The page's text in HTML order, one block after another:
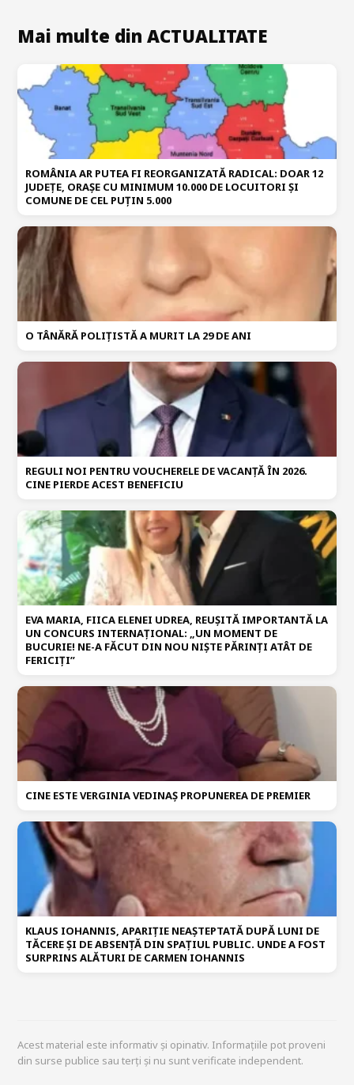
Mai multe din ACTUALITATE
ROMÂNIA AR PUTEA FI REORGANIZATĂ RADICAL: DOAR 12
JUDEȚE, ORAȘE CU MINIMUM 10.000 DE LOCUITORI ȘI
COMUNE DE CEL PUȚIN 5.000
O TÂNĂRĂ POLIȚISTĂ A MURIT LA 29 DE ANI
REGULI NOI PENTRU VOUCHERELE DE VACANȚĂ ÎN 2026.
CINE PIERDE ACEST BENEFICIU
EVA MARIA, FIICA ELENEI UDREA, REUȘITĂ IMPORTANTĂ LA
UN CONCURS INTERNAȚIONAL: „UN MOMENT DE
BUCURIE! NE-A FĂCUT DIN NOU NIȘTE PĂRINȚI ATÂT DE
FERICIȚI”
CINE ESTE VERGINIA VEDINAȘ PROPUNEREA DE PREMIER
KLAUS IOHANNIS, APARIȚIE NEAȘTEPTATĂ DUPĂ LUNI DE
TĂCERE ȘI DE ABSENȚĂ DIN SPAȚIUL PUBLIC. UNDE A FOST
SURPRINS ALĂTURI DE CARMEN IOHANNIS
Acest material este informativ și opinativ. Informațiile pot proveni
din surse publice sau terți și nu sunt verificate independent.